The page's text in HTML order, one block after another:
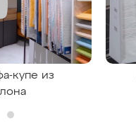
купе из